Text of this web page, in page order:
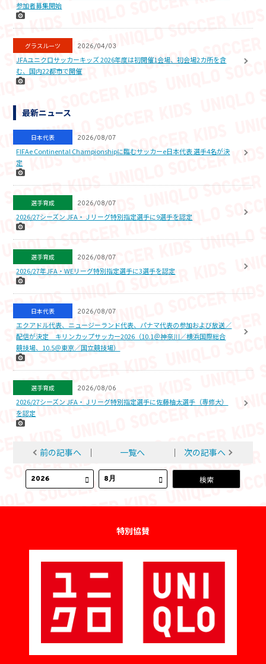
参加者募集開始
グラスルーツ 2026/04/03
JFAユニクロサッカーキッズ 2026年度は初開催1会場、初会場2カ所を含
む、国内22都市で開催
最新ニュース
日本代表 2026/08/07
FIFAe Continental Championshipに臨むサッカーe日本代表 選手4名が決
定
選手育成 2026/08/07
2026/27シーズン JFA・Ｊリーグ特別指定選手に9選手を認定
選手育成 2026/08/07
2026/27年JFA・WEリーグ特別指定選手に3選手を認定
日本代表 2026/08/07
エクアドル代表、ニュージーランド代表、パナマ代表の参加および放送／
配信が決定 キリンカップサッカー2026（10.1＠神奈川／横浜国際総合
競技場、10.5＠東京／国立競技場）
選手育成 2026/08/06
2026/27シーズン JFA・Ｊリーグ特別指定選手に佐藤柚太選手（専修大）
を認定
前の記事へ │ 一覧へ │ 次の記事へ
特別協賛